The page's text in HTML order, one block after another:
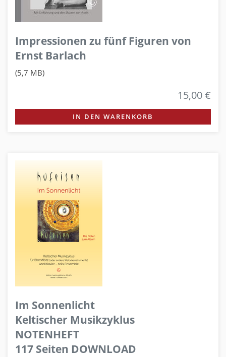
Impressionen zu fünf Figuren von
Ernst Barlach
(5,7 MB)
15,00 €
IN DEN WARENKORB
Im Sonnenlicht
Keltischer Musikzyklus
NOTENHEFT
117 Seiten DOWNLOAD